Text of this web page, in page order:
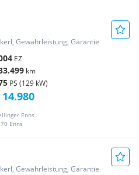
Gewährleistung, Garantie
EZ
km
PS (129 kW)
Enns
Enns
Gewährleistung, Garantie